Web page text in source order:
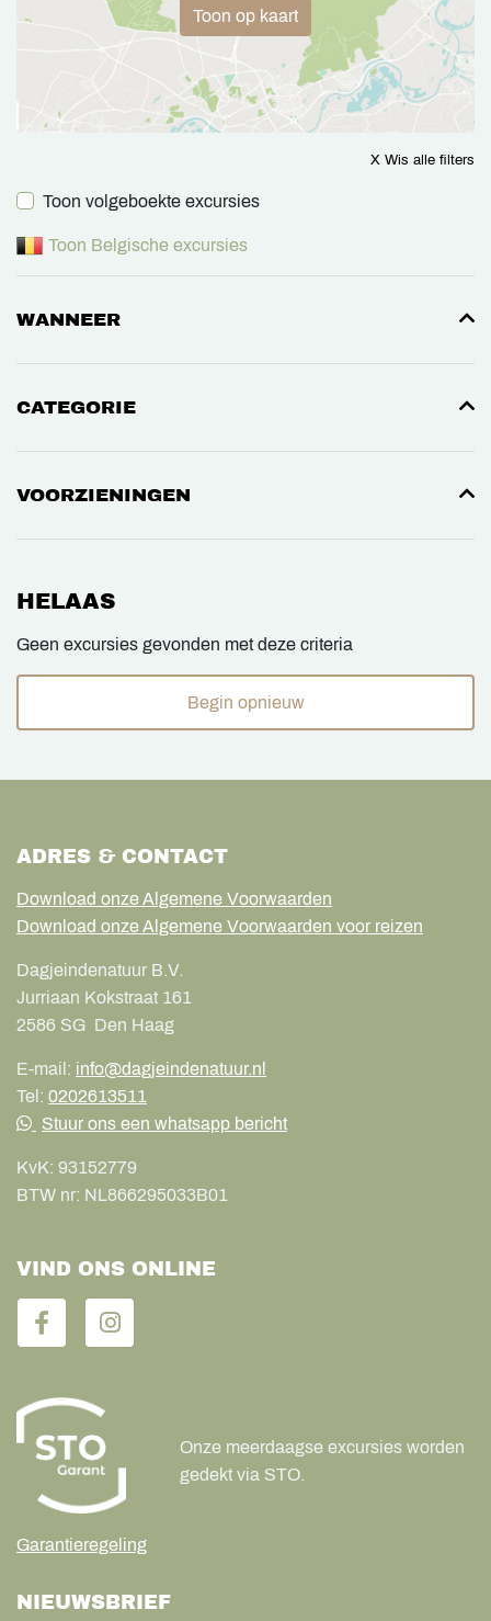
Toon op kaart
X Wis alle filters
Toon volgeboekte excursies
Toon Belgische excursies
WANNEER
CATEGORIE
VOORZIENINGEN
HELAAS
Geen excursies gevonden met deze criteria
Begin opnieuw
ADRES & CONTACT
Download onze Algemene Voorwaarden
Download onze Algemene Voorwaarden voor reizen
Dagjeindenatuur B.V.
Jurriaan Kokstraat 161
2586 SG Den Haag
E-mail: info@dagjeindenatuur.nl
Tel: 0202613511
Stuur ons een whatsapp bericht
KvK: 93152779
BTW nr: NL866295033B01
VIND ONS ONLINE
Garantieregeling
Onze meerdaagse excursies worden
gedekt via STO.
NIEUWSBRIEF